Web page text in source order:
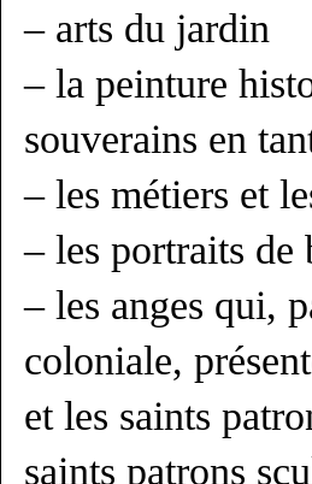
– arts du jardin
– la peinture
souverains en
– les métiers et
– les portraits de
– les anges qui,
coloniale,
et les saints
saints patrons